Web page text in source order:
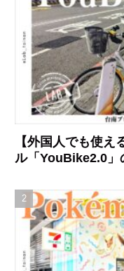
【外国人でも使え
ル「YouBike2.0」